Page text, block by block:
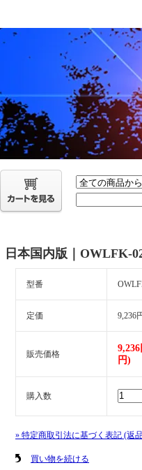
本国内版｜OWLFK-
型番
定価 9,236
販売価格
円)
購入数
» 特定商取引法に基づく表記 (返
買い物を続ける